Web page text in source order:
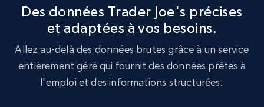
Des données Trader Joe's précises
et adaptées à vos besoins.
Allez au-delà des données brutes grâce à un service
entièrement géré qui fournit des données prêtes à
l'emploi et des informations structurées.